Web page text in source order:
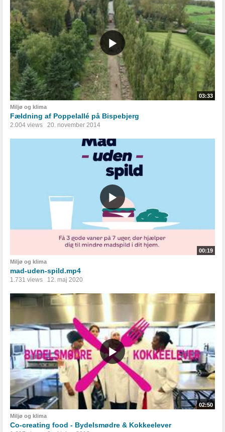
03:33
Miljø og klima
Fældning af Poppelallé på Bispebjerg
2.004 views 20. november 2014
00:19
Miljø og klima
mad-uden-spild.mp4
1.731 views 12. maj 2020
02:50
Miljø og klima
Co-creating food - Bydelsmødre & Kokkeelever